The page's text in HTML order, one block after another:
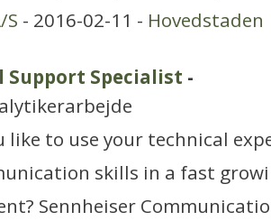
S - 2016-02-11 - Hovedstaden
Support Specialist -
like to use your technical
skills in a fast
Sennheiser